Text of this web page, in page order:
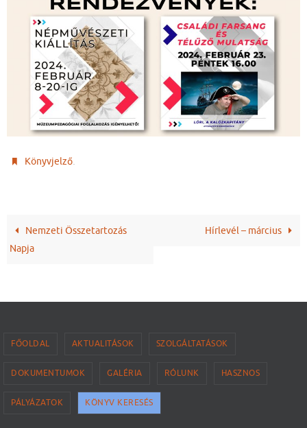
Könyvjelző.
Nemzeti Összetartozás
Napja
Hírlevél – március
FŐOLDAL AKTUALITÁSOK SZOLGÁLTATÁSOK
DOKUMENTUMOK GALÉRIA RÓLUNK HASZNOS
PÁLYÁZATOK KÖNYV KERESÉS